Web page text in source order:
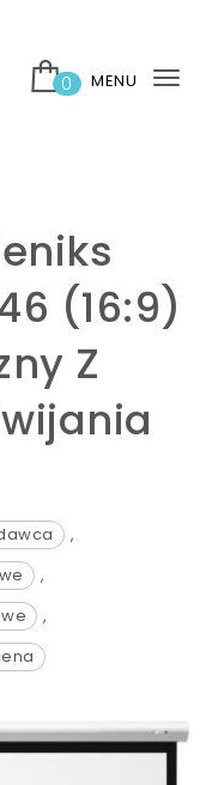
0 MENU
(16:9)
Z
,
,
,